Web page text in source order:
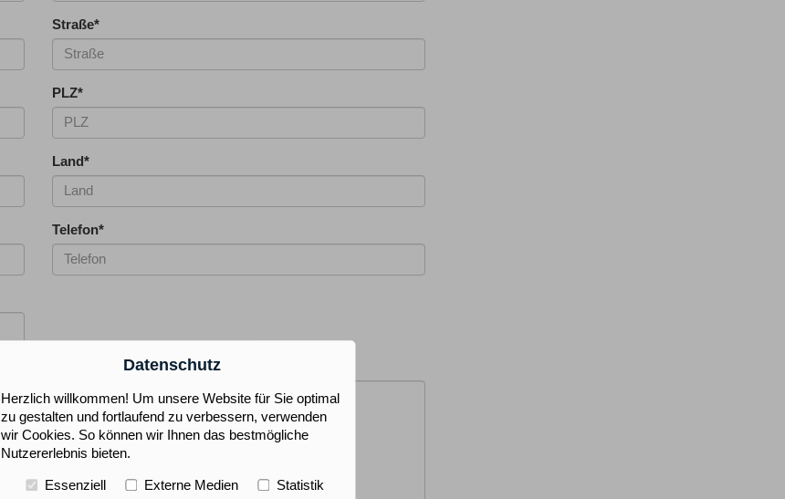
Straße*
PLZ*
Land*
Telefon*
Datenschutz
Herzlich willkommen! Um unsere Website für Sie optimal
zu gestalten und fortlaufend zu verbessern, verwenden
wir Cookies. So können wir Ihnen das bestmögliche
Nutzererlebnis bieten.
Essenziell Externe Medien Statistik